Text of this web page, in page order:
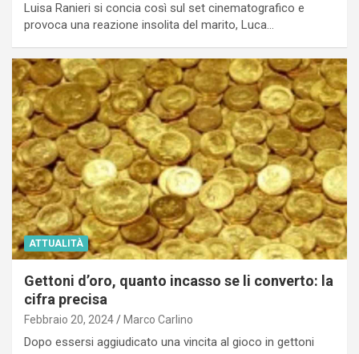
Luisa Ranieri si concia così sul set cinematografico e
provoca una reazione insolita del marito, Luca…
ATTUALITÀ
Gettoni d’oro, quanto incasso se li converto: la
cifra precisa
Febbraio 20, 2024 Marco Carlino
Dopo essersi aggiudicato una vincita al gioco in gettoni